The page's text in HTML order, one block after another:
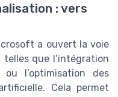
: vers
a ouvert la voie
que l’intégration
l’optimisation des
Cela permet